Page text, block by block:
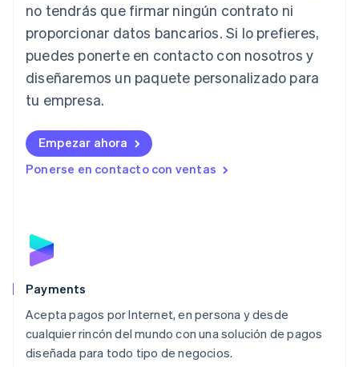
no tendrás que firmar ningún contrato ni
proporcionar datos bancarios. Si lo prefieres,
puedes ponerte en contacto con nosotros y
diseñaremos un paquete personalizado para
tu empresa.
Empezar ahora
Ponerse en contacto con ventas
Payments
Acepta pagos por Internet, en persona y desde
cualquier rincón del mundo con una solución de pagos
diseñada para todo tipo de negocios.
Italia
ItalianoEnglish
Japón
日本語 English
Letonia
Liechtenstein
Lituania
English
Luxemburgo
Malta
English
EspañolEnglish
English
Nueva Zelanda
English